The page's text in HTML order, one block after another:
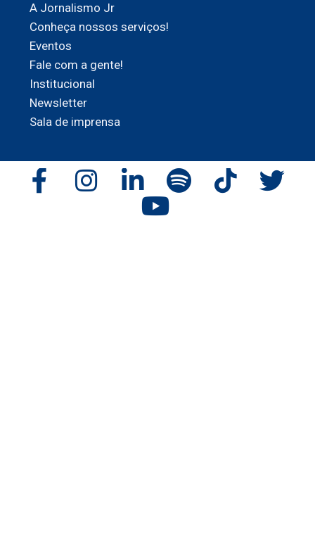
A Jornalismo Jr
Conheça nossos serviços!
Eventos
Fale com a gente!
Institucional
Newsletter
Sala de imprensa